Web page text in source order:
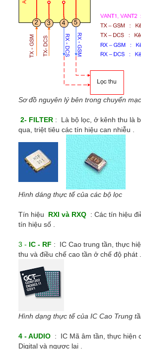
Sơ đồ nguyên lý bên trong chuyển
2- FILTER : Là bộ lọc, ở kênh thu là
qua, triệt tiêu các tín hiệu can nhiễu .
Hình dáng thực tế của các bộ lọc
Tín hiệu RXI và RXQ : Các tín hiệu
tín hiệu số .
3 - IC - RF : IC Cao trung tần, thực
thu và điều chế cao tần ở chế độ phát .
Hình dạng thực tế của IC Cao Trung
4 - AUDIO : IC Mã âm tần, thực hiện
Digital và ngược lại .